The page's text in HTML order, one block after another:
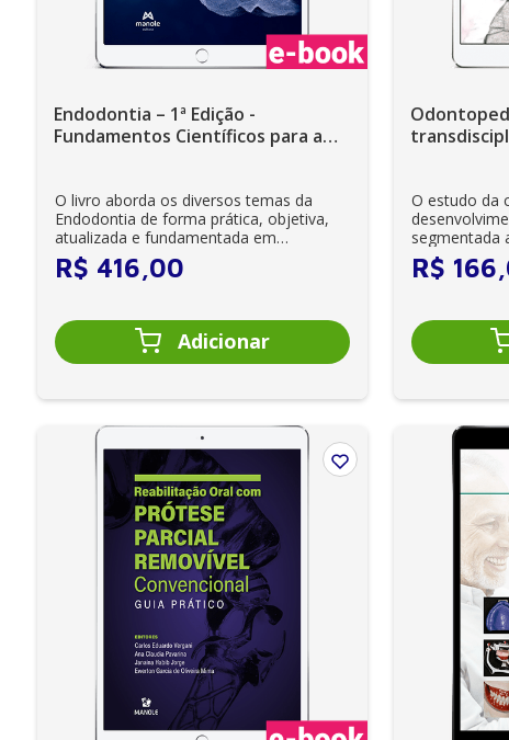
Endodontia – 1ª Edição -
Fundamentos Científicos para a
O livro aborda os diversos temas da
Endodontia de forma prática, objetiva,
atualizada e fundamentada em
evidências cient...
R$ 416,00
O estudo da
segmentada
anatômico,
R$ 166,